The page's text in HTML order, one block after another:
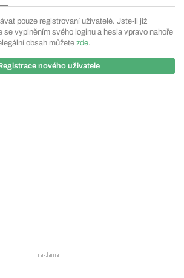
pouze registrovaní uživatelé. Jste-li již
se vyplněním svého loginu a hesla vpravo nahoře
obsah můžete zde.
nového uživatele